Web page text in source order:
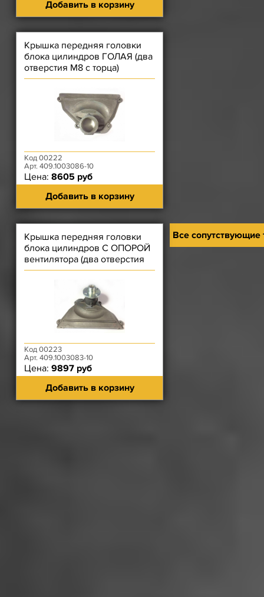
Добавить в корзину
Крышка передняя головки
блока цилиндров ГОЛАЯ (два
отверстия М8 с торца)
ЗМЗ-409
Код 00222
Арт. 409.1003086-10
Цена: 8605 руб
Добавить в корзину
Крышка передняя головки
блока цилиндров С ОПОРОЙ
вентилятора (два отверстия
М6 с торца) ЗМЗ-40904.10
Код 00223
Арт. 409.1003083-10
Цена: 9897 руб
Добавить в корзину
Все сопутствующие